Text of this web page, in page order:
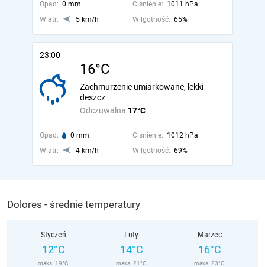
Opad: 0 mm Ciśnienie: 1011 hPa
Wiatr:
5 km/h Wilgotność: 65%
23:00
16°C
Odczuwalna 17°C
Zachmurzenie umiarkowane, lekki
deszcz
Opad: 0 mm Ciśnienie: 1012 hPa
Wiatr:
4 km/h Wilgotność: 69%
Dolores - średnie temperatury
Styczeń
12°C
maks. 19°C
Luty
14°C
maks. 21°C
Marzec
16°C
maks. 23°C